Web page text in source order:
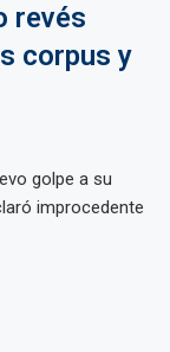
revés
corpus y
golpe a su
improcedente